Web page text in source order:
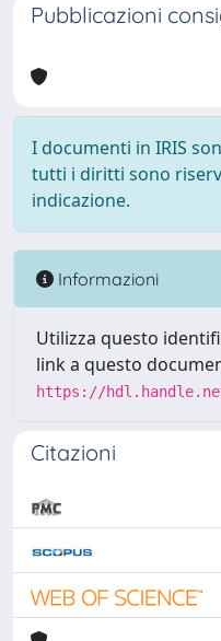
Pubblicazioni
I documenti in IRIS
tutti i diritti sono
indicazione.
Informazioni
Utilizza questo
link a questo
https://
Citazioni